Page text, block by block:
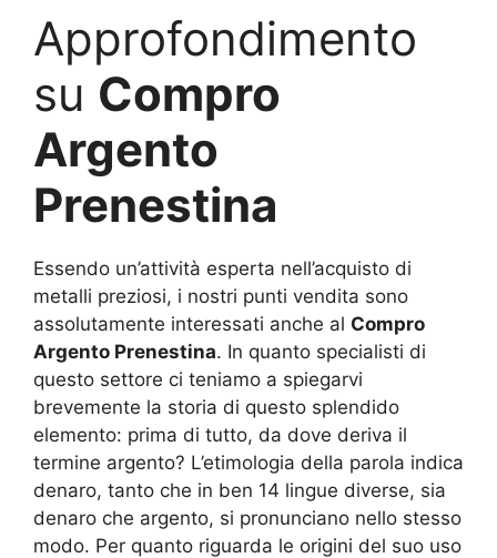
Approfondimento
su Compro
Argento
Prenestina
Essendo un’attività esperta nell’acquisto di
metalli preziosi, i nostri punti vendita sono
assolutamente interessati anche al Compro
Argento Prenestina. In quanto specialisti di
questo settore ci teniamo a spiegarvi
brevemente la storia di questo splendido
elemento: prima di tutto, da dove deriva il
termine argento? L’etimologia della parola indica
denaro, tanto che in ben 14 lingue diverse, sia
denaro che argento, si pronunciano nello stesso
modo. Per quanto riguarda le origini del suo uso